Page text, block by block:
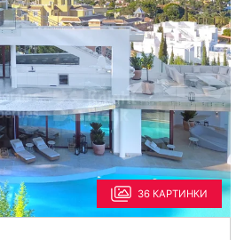
36 КАРТИНКИ